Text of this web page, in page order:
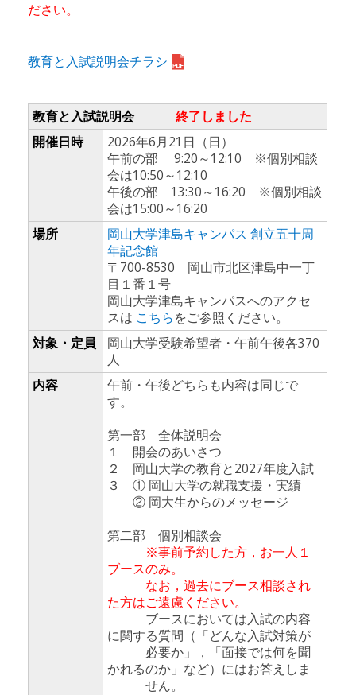
ださい。
教育と入試説明会チラシ
教育と入試説明会
終了しました
開催日時
2026年6月21日（日）
午前の部 9:20～12:10 ※個別相談
会は10:50～12:10
午後の部 13:30～16:20 ※個別相談
会は15:00～16:20
場所
岡山大学津島キャンパス 創立五十周
年記念館
〒700-8530 岡山市北区津島中一丁
目１番１号
岡山大学津島キャンパスへのアクセ
スは こちらをご参照ください。
対象・定員
岡山大学受験希望者・午前午後各370
人
内容
午前・午後どちらも内容は同じで
す。
第一部 全体説明会
１ 開会のあいさつ
２ 岡山大学の教育と2027年度入試
３ ① 岡山大学の就職支援・実績
② 岡大生からのメッセージ
第二部 個別相談会
※事前予約した方，お一人１
ブースのみ。
なお，過去にブース相談され
た方はご遠慮ください。
ブースにおいては入試の内容
に関する質問（「どんな入試対策が
必要か」，「面接では何を聞
かれるのか」など）にはお答えしま
せん。